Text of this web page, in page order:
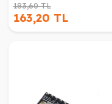
183,60 TL
163,20 TL